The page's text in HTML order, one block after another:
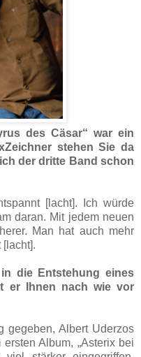
des Cäsar“ war ein
stehen Sie da
der dritte Band schon
[lacht]. Ich würde
daran. Mit jedem neuen
Man hat auch mehr
die Entstehung eines
er Ihnen nach wie vor
gegeben, Albert Uderzos
Album, „Asterix bei